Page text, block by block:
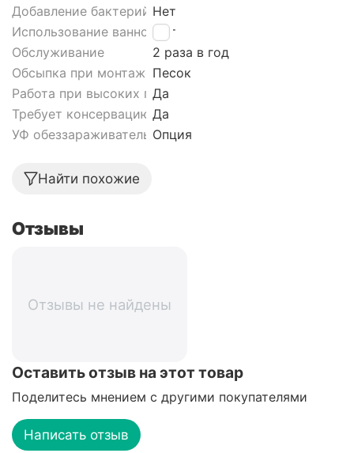
Добавление бактерий Нет
Использование ваннойНет
Обслуживание
2 раза в год
Обсыпка при монтаже септика
Песок
Работа при высоких грунтовых водах септика
Да
Требует консервацию Да
УФ обеззараживатель Опция
Найти похожие
Отзывы
Отзывы не найдены
Оставить отзыв на этот товар
Поделитесь мнением с другими покупателями
Написать отзыв